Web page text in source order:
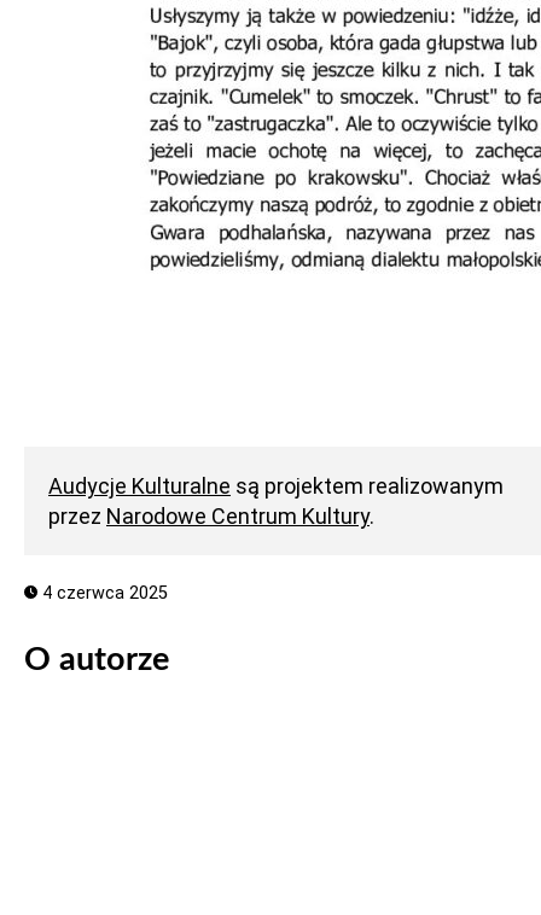
Audycje Kulturalne są projektem realizowanym
przez Narodowe Centrum Kultury.
4 czerwca 2025
O autorze